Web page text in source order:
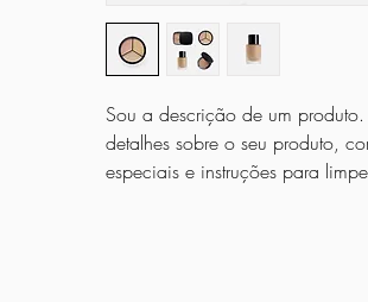
Sou a descrição de um
detalhes sobre o seu produto,
especiais e instruções para